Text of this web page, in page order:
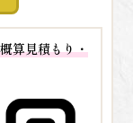
算見積もり・